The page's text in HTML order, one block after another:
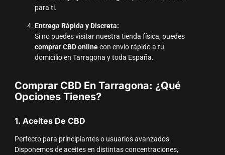
para ti.
Entrega Rápida y Discreta:
Si no puedes visitar nuestra tienda física, puedes
comprar CBD onlinecon envío rápido a tu
domicilio en Tarragona y toda España.
Comprar CBD En Tarragona: ¿Qué
Opciones Tienes?
1. Aceites De CBD
Perfecto para principiantes o usuarios avanzados.
Disponemos de aceites en distintas concentraciones,